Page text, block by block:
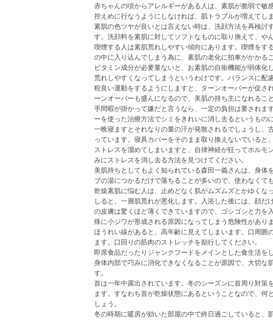
赤ちゃんの頃からアレルギーがある人は、素肌が脆弱で敏
控えめに行なうようにしなければ、肌トラブルが増えてし
素肌の色ツヤが良いとは言えない時は、洗顔方法を再検
す。洗顔料を素肌に対してソフトなものに取り換えて、や
喫煙する人は素肌荒れしやすい傾向にあります。喫煙を
の中に入り込んでしまう為に、素肌の老化に拍車がかかる
ビタミン成分が必要量ないと、お素肌の自衛機能が弱体
荒れしやすくなってしまうというわけです。バランスに配
程良い運動をするようにしますと、ターンオーバーが促さ
ーンオーバーも盛んになるので、美肌の持ち主になれる
手間暇が掛かって嫌だと言うなら、一定の負担は要され
ーを使った治療方法でシミをきれいに消し去るというものに
一晩寝ますとそれなりの量の汗が発散されるでしょうし、
っています。寝具カバーをそのまま取り換えないでいると
ストレスを溜めてしまいますと、自律神経が狂ってホル
みにストレスを消し去る方法を見つけてください。
美肌持ちとしてもよく知られている森田一義さんは、身
ブの湯につかるだけで落ちることが多いので、使わなくて
乾燥素肌に悩む人は、止めどなく肌がムズムズとかゆく
しると、一層肌荒れが悪化します。入浴した後には、顔
の皮膚は驚くほど薄くできていますので、ゴシゴシと力を
殊に小ジワが形成される原因になってしまう危険性があり
ほうれい線があると、高年齢に見えてしまいます。口周囲
ます。口回りの筋肉のストレッチを励行してください。
即席食品だったりジャンクフードをメインとした食生活を
身体内部で巧みに消化できなくなることが原因で、大切
す。
首は一年中露出されています。冬のシーズンに首周り対策
ます。すなわち首が乾燥状態にあるということなので、
しょう。
冬の時期に暖房が効いた部屋の中で終日過ごしていると